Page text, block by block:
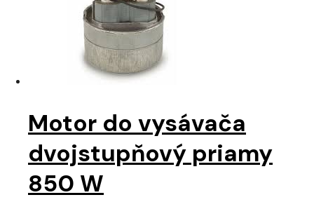
Motor do vysávača
dvojstupňový priamy
850 W